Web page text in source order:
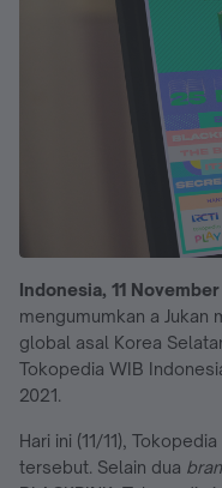
Indonesia, 11 November
mengumumkan a Jukan
global asal Korea
Tokopedia WIB
2021.
Hari ini (11/11),
tersebut. Selain dua